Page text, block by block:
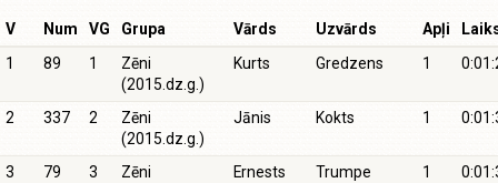
V Num VG Grupa Vārds Uzvārds Apļi
1
89 1
Zēni
(2015.dz.g.)
Kurts Gredzens 1
2 337 2
Zēni
(2015.dz.g.)
Jānis Kokts 1
3 79 3
Zēni
Ernests Trumpe 1